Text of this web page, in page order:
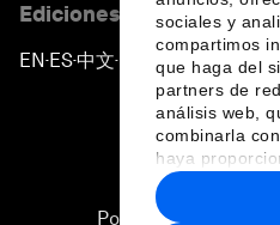
sociales y
compartimos
que haga del
partners de
análisis web,
combinarla
haya
recopilado a
hecho de sus
Ediciones en otros
EN ▪ES▪中文▪ 日本語
Política de